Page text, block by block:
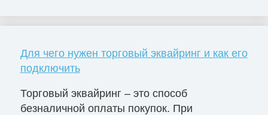
Для чего нужен торговый эквайринг и как его
подключить
Торговый эквайринг – это способ
безналичной оплаты покупок. При